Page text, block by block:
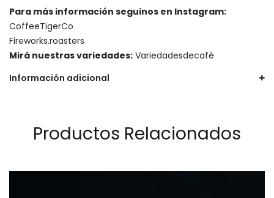
Para más información seguinos en Instagram:
CoffeeTigerCo
Fireworks.roasters
Mirá nuestras variedades: Variedadesdecafé
Información adicional
Productos Relacionados